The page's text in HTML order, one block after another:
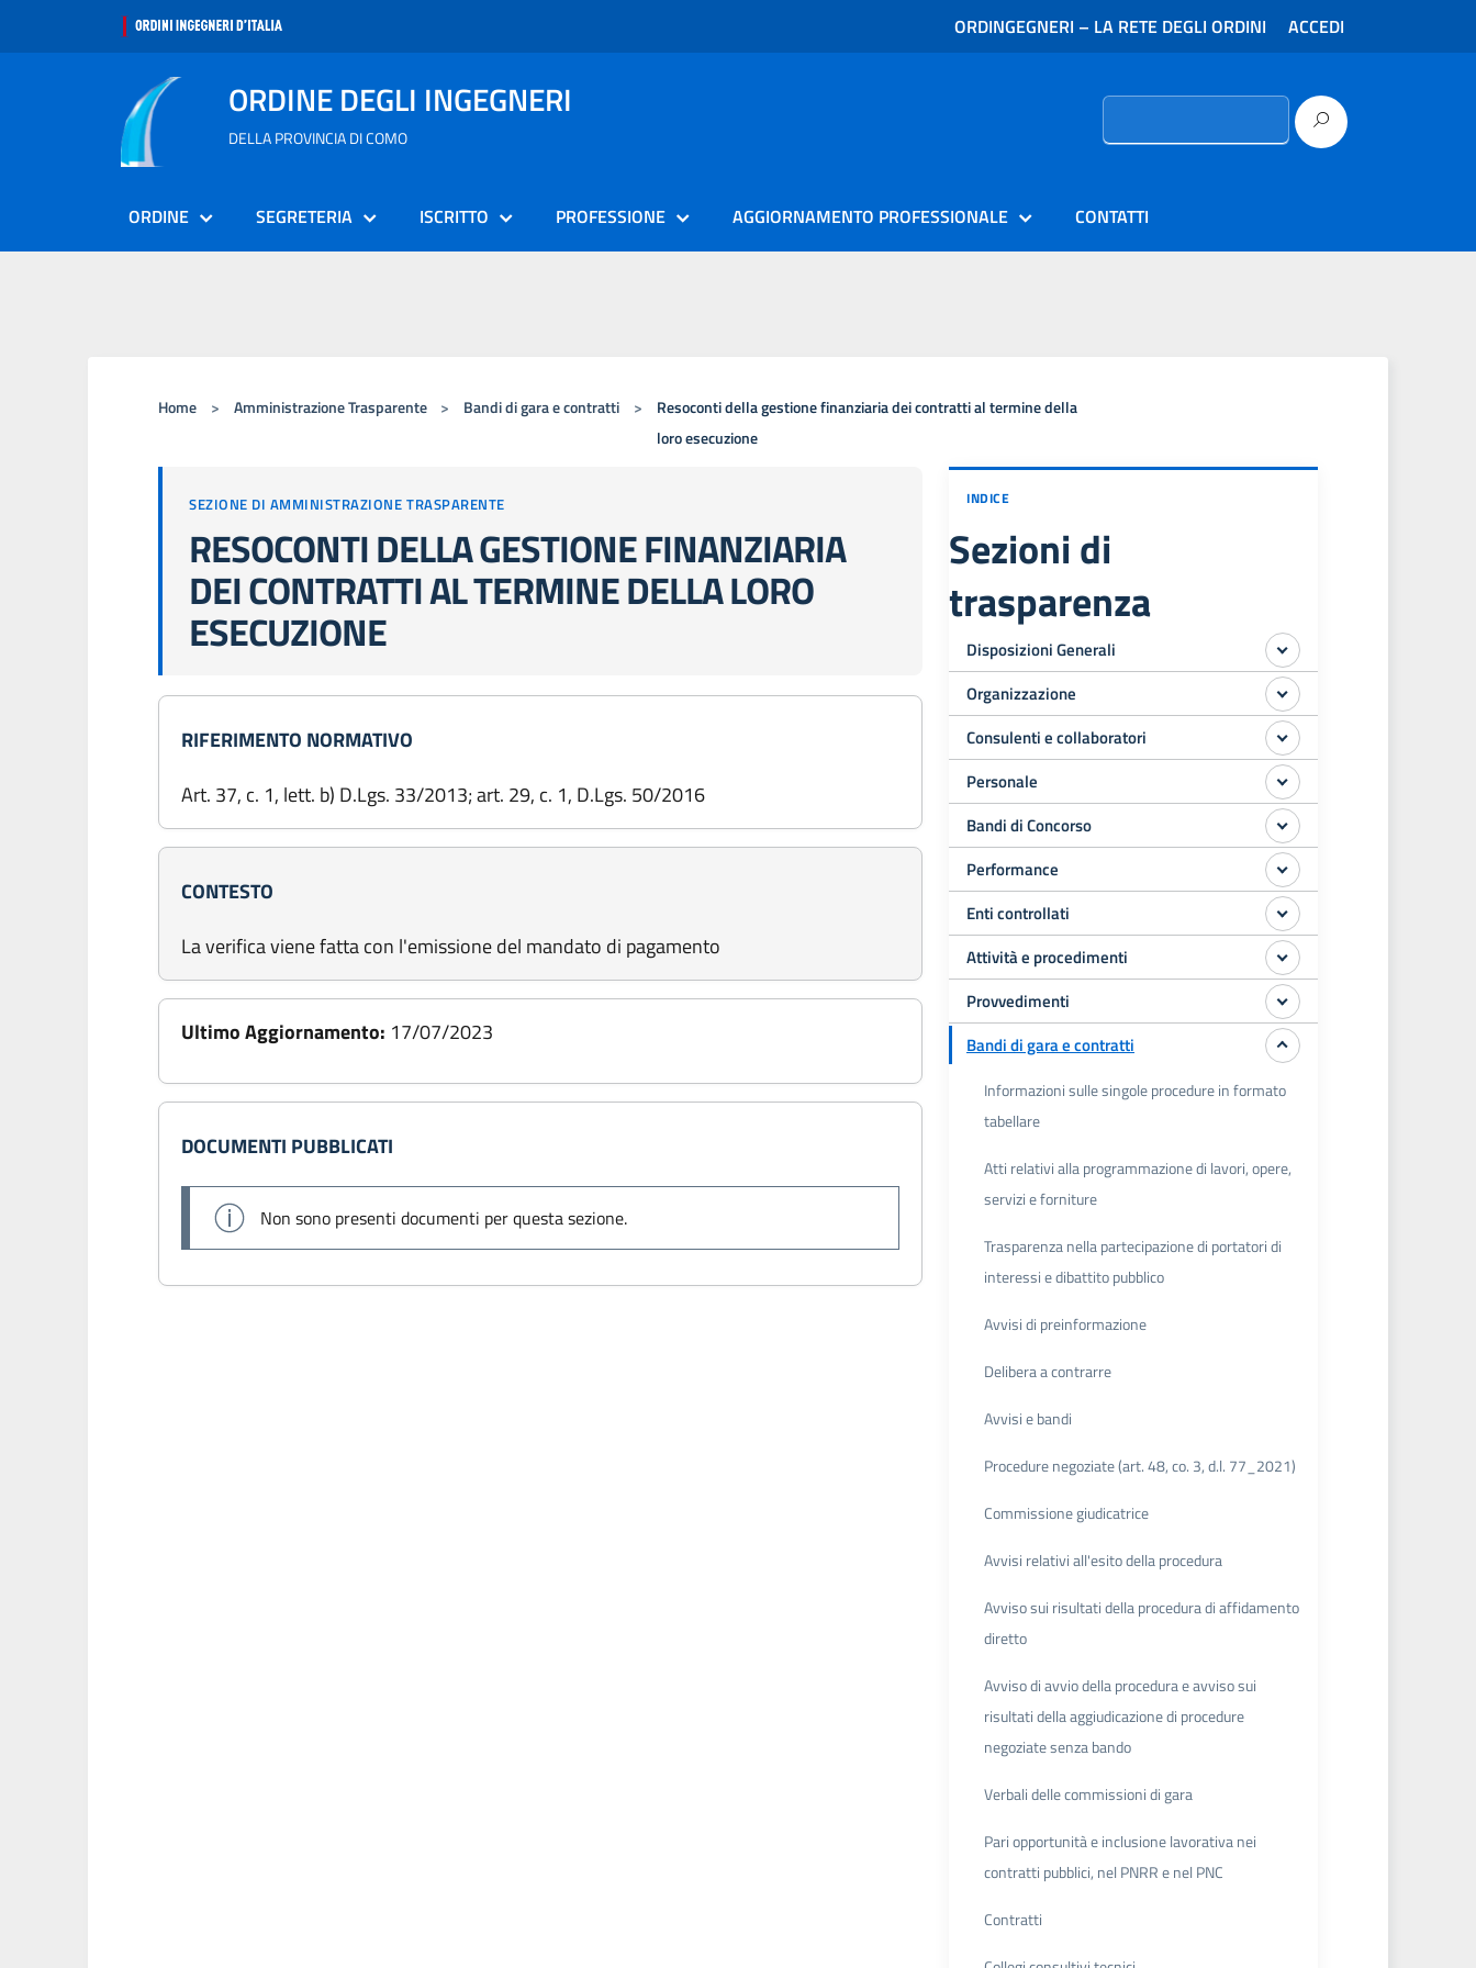
ORDINGEGNERI – LA RETE DEGLI ORDINI ACCEDI
ORDINE DEGLI INGEGNERI
DELLA PROVINCIA DI COMO
Ricerca
ORDINE SEGRETERIA ISCRITTO PROFESSIONE AGGIORNAMENTO PROFESSIONALE CONTATTI
Home > Amministrazione Trasparente > Bandi di gara e contratti >
Resoconti della gestione finanziaria dei contratti al termine della
loro esecuzione
SEZIONE DI AMMINISTRAZIONE TRASPARENTE
RESOCONTI DELLA GESTIONE FINANZIARIA
DEI CONTRATTI AL TERMINE DELLA LORO
ESECUZIONE
RIFERIMENTO NORMATIVO
Art. 37, c. 1, lett. b) D.Lgs. 33/2013; art. 29, c. 1, D.Lgs. 50/2016
CONTESTO
La verifica viene fatta con l'emissione del mandato di pagamento
Ultimo Aggiornamento: 17/07/2023
DOCUMENTI PUBBLICATI
Non sono presenti documenti per questa sezione.
INDICE
Sezioni di
trasparenza
Disposizioni Generali
Organizzazione
Consulenti e collaboratori
Personale
Bandi di Concorso
Performance
Enti controllati
Attività e procedimenti
Provvedimenti
Bandi di gara e contratti
Informazioni sulle singole procedure in formato
tabellare
Atti relativi alla programmazione di lavori, opere,
servizi e forniture
Trasparenza nella partecipazione di portatori di
interessi e dibattito pubblico
Avvisi di preinformazione
Delibera a contrarre
Avvisi e bandi
Procedure negoziate (art. 48, co. 3, d.l. 77_2021)
Commissione giudicatrice
Avvisi relativi all'esito della procedura
Avviso sui risultati della procedura di affidamento
diretto
Avviso di avvio della procedura e avviso sui
risultati della aggiudicazione di procedure
negoziate senza bando
Verbali delle commissioni di gara
Pari opportunità e inclusione lavorativa nei
contratti pubblici, nel PNRR e nel PNC
Contratti